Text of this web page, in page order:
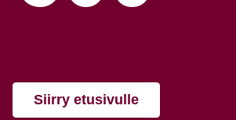
Siirry etusivulle